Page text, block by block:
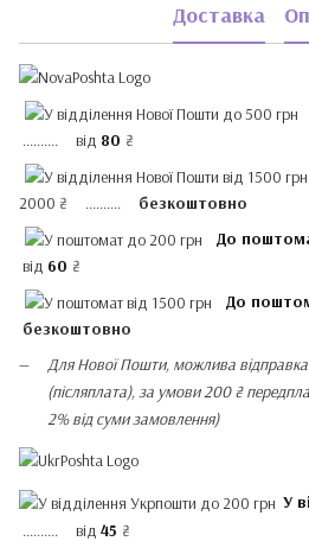
Доставка
.......... від 80 ₴
2000 ₴ .......... безкоштовно
До
від 60 ₴
До
безкоштовно
Для Нової Пошти, можлива
(післяплата), за умови 200 ₴
2% від суми замовлення)
У
.......... від 45 ₴